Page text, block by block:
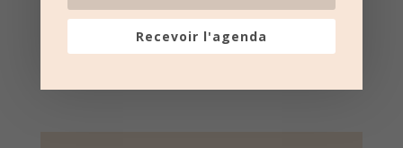
l'organisateur
Toro Piscine et Toro Mousse
Recevoir l'agenda